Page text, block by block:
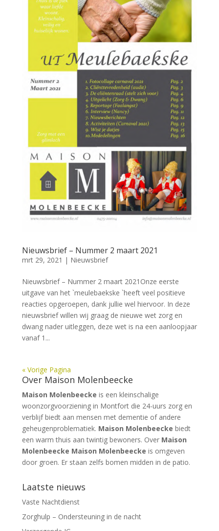
Nieuwsbrief – Nummer 2 maart 2021
mrt 29, 2021 | Nieuwsbrief
Nieuwsbrief – Nummer 2 maart 2021Onze eerste
uitgave van het `meulebaekske `heeft veel positieve
reacties opgeroepen, dank jullie wel hiervoor. In deze
nieuwsbrief willen wij graag de nieuwe wet zorg en
dwang nader uitleggen, deze wet is na een aanloopjaar
vanaf 1...
« Vorige Pagina
Over Maison Molenbeecke
Maison Molenbeecke is een kleinschalige
woonzorgvoorziening in Montfort die 24-uurs zorg en
verblijf biedt aan mensen met dementie of andere
geheugenproblematiek. Maison Molenbeecke biedt
een warm thuis aan twintig bewoners. Over Maison
Molenbeecke Maison Molenbeecke is omgeven
door groen. Er staan zelfs bomen midden in de patio.
Laatste nieuws
Vaste Nachtdienst
Zorghulp – Ondersteuning in de nacht